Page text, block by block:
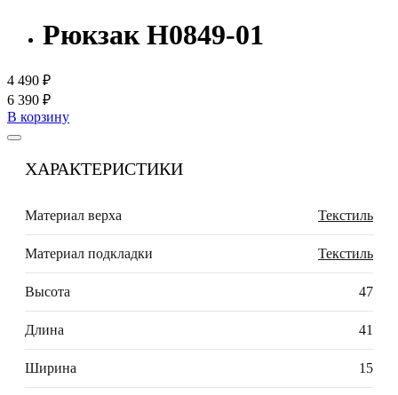
Рюкзак H0849-01
4 490 ₽
6 390 ₽
В корзину
ХАРАКТЕРИСТИКИ
Материал верха Текстиль
Материал подкладки Текстиль
Высота 47
Длина 41
Ширина 15